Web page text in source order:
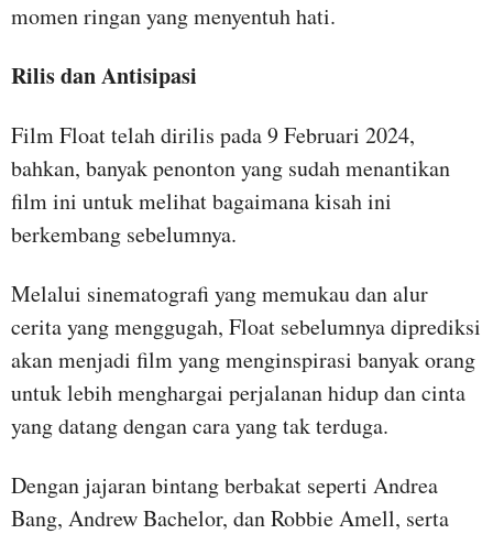
momen ringan yang menyentuh hati.
Rilis dan Antisipasi
Film Float telah dirilis pada 9 Februari 2024,
bahkan, banyak penonton yang sudah menantikan
film ini untuk melihat bagaimana kisah ini
berkembang sebelumnya.
Melalui sinematografi yang memukau dan alur
cerita yang menggugah, Float sebelumnya diprediksi
akan menjadi film yang menginspirasi banyak orang
untuk lebih menghargai perjalanan hidup dan cinta
yang datang dengan cara yang tak terduga.
Dengan jajaran bintang berbakat seperti Andrea
Bang, Andrew Bachelor, dan Robbie Amell, serta